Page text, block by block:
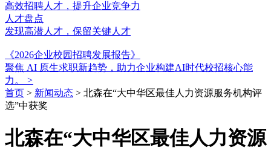
高效招聘人才，提升企业竞争力
人才盘点
发现高潜人才，保留关键人才
《2026企业校园招聘发展报告》
聚焦 AI 原生求职新趋势，助力企业构建AI时代校招核心能
力。
>
首页 > 新闻动态 > 北森在“大中华区最佳人力资源服务机构评
选”中获奖
北森在“大中华区最佳人力资源